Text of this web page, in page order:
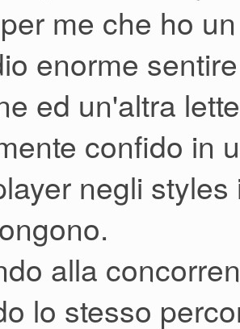
me che ho
enorme
ed un'altra
confido in
negli
alla
lo stesso